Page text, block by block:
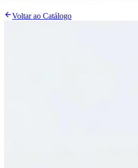
Voltar ao Catálogo